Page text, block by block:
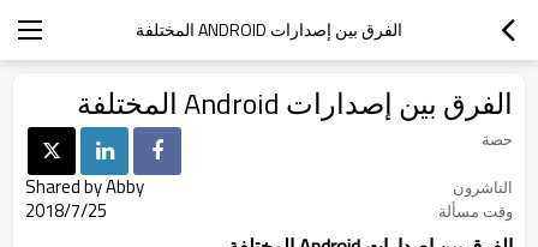
الفرق بين إصدارات ANDROID المختلفة
الفرق بين إصدارات Android المختلفة
حصة
الناشرون
Shared by Abby
وقت مسألة 2018/7/25